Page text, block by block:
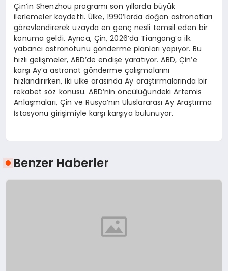
Çin’in Shenzhou programı son yıllarda büyük
ilerlemeler kaydetti. Ülke, 1990’larda doğan astronotları
görevlendirerek uzayda en genç nesli temsil eden bir
konuma geldi. Ayrıca, Çin, 2026’da Tiangong’a ilk
yabancı astronotunu gönderme planları yapıyor. Bu
hızlı gelişmeler, ABD’de endişe yaratıyor. ABD, Çin’e
karşı Ay’a astronot gönderme çalışmalarını
hızlandırırken, iki ülke arasında Ay araştırmalarında bir
rekabet söz konusu. ABD’nin öncülüğündeki Artemis
Anlaşmaları, Çin ve Rusya’nın Uluslararası Ay Araştırma
İstasyonu girişimiyle karşı karşıya bulunuyor.
Benzer Haberler